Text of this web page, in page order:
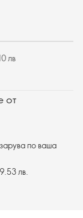
лв
от
по ваша
лв.